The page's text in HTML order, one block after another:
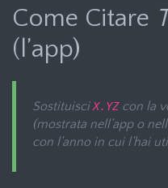
Come Citare
(l’app)
SostituisciX.YZcon la
(mostrata nell’app o
con l’anno in cui l’hai